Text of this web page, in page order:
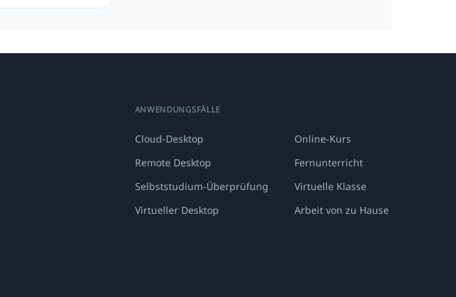
ANWENDUNGSFÄLLE
Cloud-Desktop
Online-Kurs
Remote Desktop
Fernunterricht
Selbststudium-Überprüfung
Virtuelle Klasse
Virtueller Desktop
Arbeit von zu Hause